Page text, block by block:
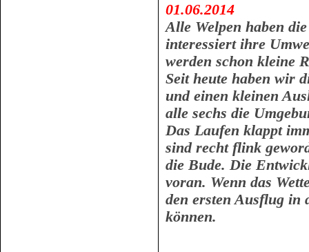
01.06.2014
Alle Welpen haben
interessiert ihre
werden schon kleine
Seit heute haben wir
und einen kleinen
alle sechs die
Das Laufen klappt
sind recht flink
die Bude. Die
voran. Wenn das
den ersten Ausflug in
können.